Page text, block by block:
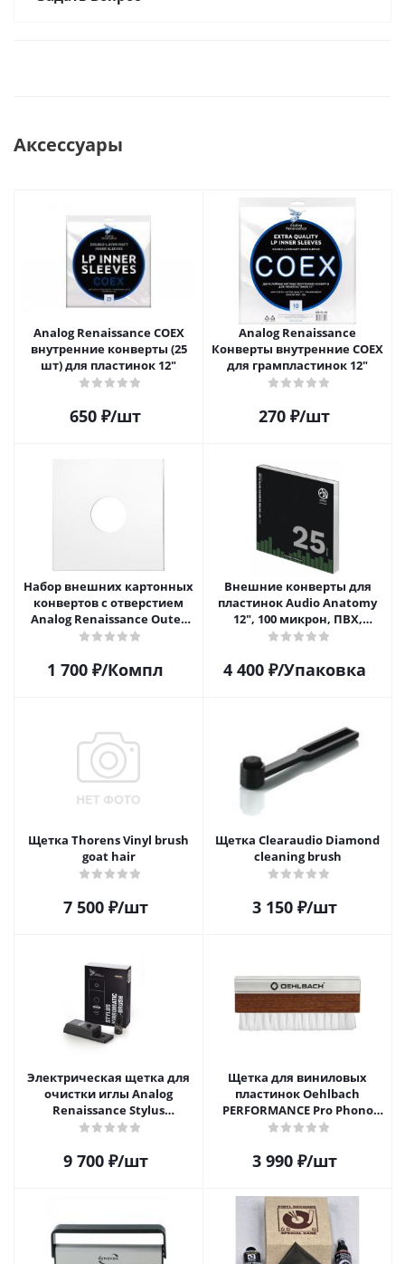
Аксессуары
Analog Renaissance COEX
внутренние конверты (25
шт) для пластинок 12"
650 ₽/шт
Analog Renaissance
Конверты внутренние COEX
для грампластинок 12"
270 ₽/шт
Набор внешних картонных
конвертов с отверстием
Analog Renaissance Оuter
Carton Jacket, 10шт, AR-
1 700 ₽/Компл
Внешние конверты для
пластинок Audio Anatomy
12", 100 микрон, ПВХ,
GATEFOLD (25 шт)
4 400₽/Упаковка
Щетка Thorens Vinyl brush
goat hair
7 500₽/шт
Щетка Clearaudio Diamond
cleaning brush
3 150₽/шт
Электрическая щетка для
очистки иглы Analog
Renaissance Stylus
Vibromatic Pro-Brush
9 700₽/шт
Щетка для виниловых
пластинок Oehlbach
PERFORMANCE Pro Phono
Brush, Record Brush,
3 990₽/шт